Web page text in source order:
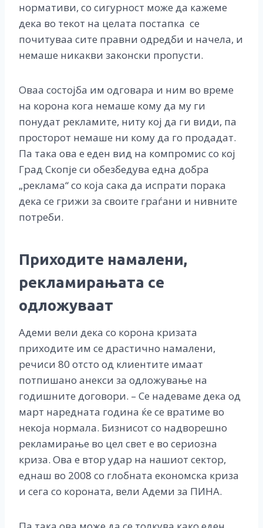
нормативи, со сигурност може да кажеме
дека во текот на целата постапка се
почитуваа сите правни одредби и начела, и
немаше никакви законски пропусти.
Оваа состојба им одговара и ним во време
на корона кога немаше кому да му ги
понудат рекламите, ниту кој да ги види, па
просторот немаше ни кому да го продадат.
Па така ова е еден вид на компромис со кој
Град Скопје си обезбедува една добра
„реклама“ со која сака да испрати порака
дека се грижи за своите граѓани и нивните
потреби.
Приходите намалени,
рекламирањата се
одложуваат
Адеми вели дека со корона кризата
приходите им се драстично намалени,
речиси 80 отсто од клиентите имаат
потпишано анекси за одложување на
годишните договори. – Се надеваме дека од
март наредната година ќе се вратиме во
некоја нормала. Бизнисот со надворешно
рекламирање во цел свет е во сериозна
криза. Ова е втор удар на нашиот сектор,
еднаш во 2008 со глобната економска криза
и сега со короната, вели Адеми за ПИНА.